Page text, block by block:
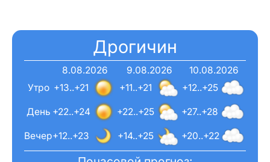
Дрогичин
8.08.2026
+13..+21
+22..+24
+12..+23
9.08.2026
+11..+21
+22..+25
+14..+25
10.08.2026
+12..+25
+27..+28
+20..+22
Вечер
День
Утро